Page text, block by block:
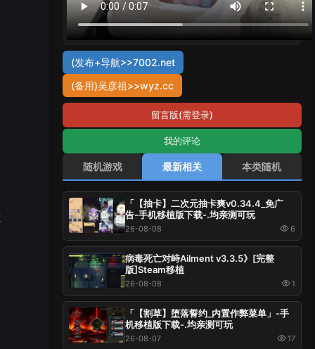
(发布+导航>>7002.net
(备用)吴彦祖>>wyz.cc
留言版(需登录)
我的评论
随机游戏 最新相关 本类随机
「【抽卡】二次元抽卡爽v0.34.4_免广
告-手机移植版下载-.均亲测可玩
26-08-08 6
病毒死亡对峙Ailment v3.3.5》[完整
版]Steam移植
26-08-08 1
「【割草】堕落誓约_内置作弊菜单」-手
机移植版下载-.均亲测可玩
26-08-07 17